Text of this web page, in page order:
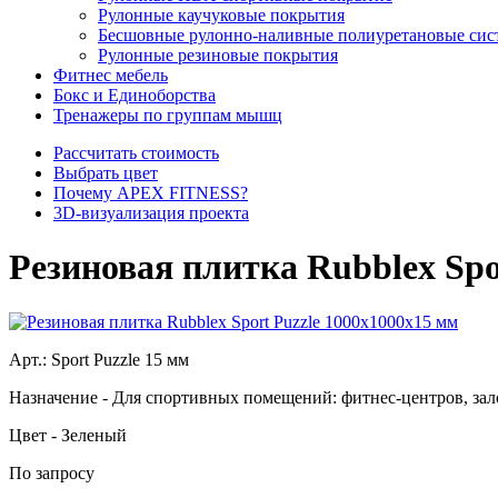
Рулонные каучуковые покрытия
Бесшовные рулонно-наливные полиуретановые
Рулонные резиновые покрытия
Фитнес мебель
Бокс и Единоборства
Тренажеры по группам мышц
Рассчитать стоимость
Выбрать цвет
Почему APEX FITNESS?
3D-визуализация проекта
Резиновая плитка Rubblex
Арт.: Sport Puzzle 15 мм
Назначение - Для спортивных помещений: фитнес-центров,
Цвет - Зеленый
По запросу